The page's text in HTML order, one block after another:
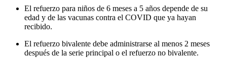
El refuerzo para niños de 6 meses a 5 años depende de su
edad y de las vacunas contra el COVID que ya hayan
recibido.
El refuerzo bivalente debe administrarse al menos 2 meses
después de la serie principal o el refuerzo no bivalente.